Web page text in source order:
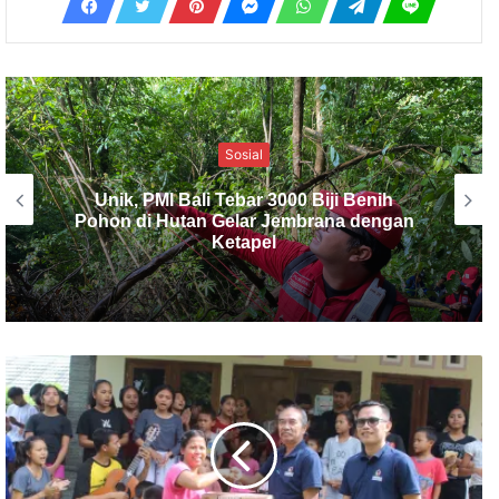
Jembrana
Begal di Melaya Ditangkap di Gilimanuk
Berkat Pemeriksaan Ketat Polsek
Kawasan Pelabuhan Gilimanuk